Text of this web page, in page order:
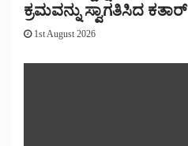
ಕ್ರಮವನ್ನು ಸ್ವಾಗತಿಸಿದ ಕತಾರ್
1st August 2026